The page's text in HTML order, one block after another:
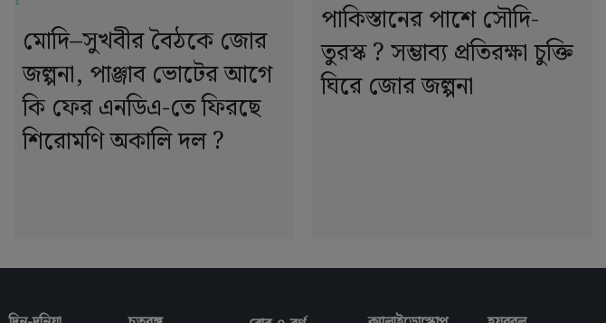
মোদি–সুখবীর বৈঠকে জোর
জল্পনা, পাঞ্জাব ভোটের আগে
কি ফের এনডিএ-তে ফিরছে
শিরোমণি অকালি দল ?
পাকিস্তানের পাশে সৌদি-
তুরস্ক ? সম্ভাব্য প্রতিরক্ষা চুক্তি
ঘিরে জোর জল্পনা